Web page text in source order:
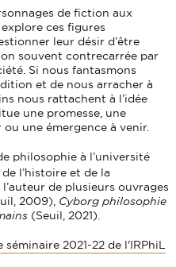
de fiction aux
ces figures
leur désir d’être
souvent contrecarrée par
Si nous fantasmons
et de nous arracher à
nous rattachent à l’idée
une promesse, une
une émergence à venir.
philosophie à l’université
l’histoire et de la
de plusieurs ouvrages
2009), Cyborg philosophie
(Seuil, 2021).
2021-22 de l'IRPhiL